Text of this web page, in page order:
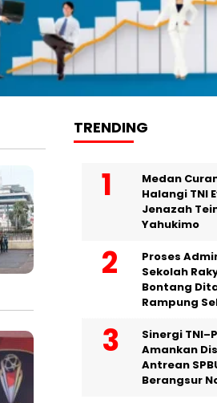
TRENDING
Medan
Halangi TNI
Jenazah
Yahukimo
Proses
Sekolah
Bontang
Rampung
Sinergi
Amankan
Antrean
Berangsur